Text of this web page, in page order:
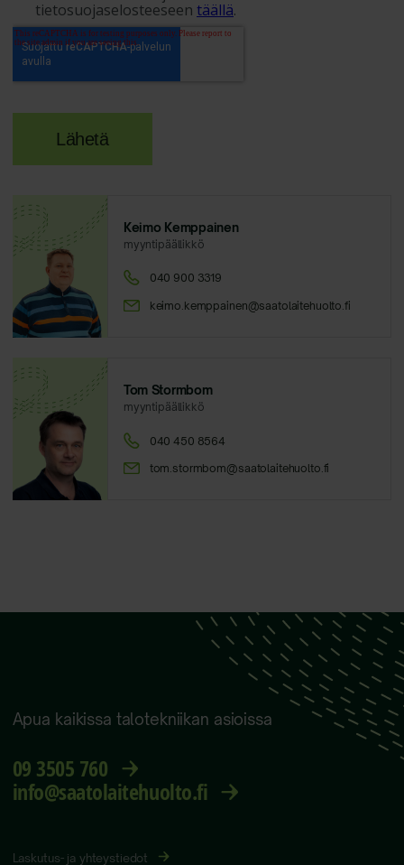
Keimo Kemppainen
myyntipäällikkö
040 900 3319
keimo.kemppainen@saatolaitehuolto.fi
Tom Stormbom
myyntipäällikkö
040 450 8564
tom.stormbom@saatolaitehuolto.fi
Apua kaikissa talotekniikan asioissa
09 3505 760
info@saatolaitehuolto.fi
Laskutus- ja yhteystiedot